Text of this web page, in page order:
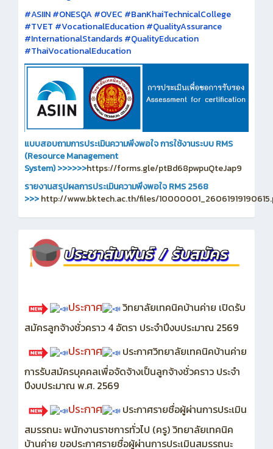
#ASIIN #ONESQA #OVEC #BanKhaiTechnicalCollege
#TVET #VocationalEducation #QualityAssurance
#InternationalStandards #QualityEducation
#ThaiVocationalEducation
แบบสอบถามการประเมินความพึงพอใจ การใช้งานระบบ RMS
(Resource Management
System)>>>>>>https://forms.gle/ptBd68pwpuQteJap9
รายงานสรุปผลการประเมินความพึงพอใจ RMS 2568
>>>http://www.bktech.ac.th/files/
ประกาศ
วิทยาลัยเทคนิคบ้านค่าย เปิดรับ
สมัครลูกจ้างชั่วคราว 4 อัตรา ประจำปีงบประมาณ 2569
ประกาศ
ประกาศวิทยาลัยเทคนิคบ้านค่าย
การรับสมัครบุคคลเพื่อจัดจ้างเป็นลูกจ้างชั่วคราว ประจำ
ปีงบประมาณ พ.ศ. 2569
ประกาศ
ประกาศรายชื่อผู้ผ่านการประเมิน
สมรรถนะ พนักงานราชการทั่วไป (ครู) วิทยาลัยเทคนิค
บ้านค่าย ขอประกาศรายชื่อผู้ผ่านการประเมินสมรรถนะ